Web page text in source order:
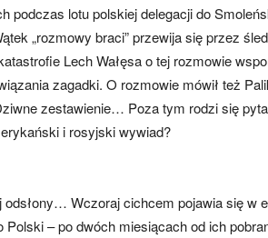
podczas lotu polskiej delegacji do
„rozmowy braci” przewija się przez
Lech Wałęsa o tej rozmowie
zagadki. O rozmowie mówił też
zestawienie… Poza tym rodzi się
i rosyjski wywiad?
odsłony… Wczoraj cichcem pojawia się w
Polski – po dwóch miesiącach od ich